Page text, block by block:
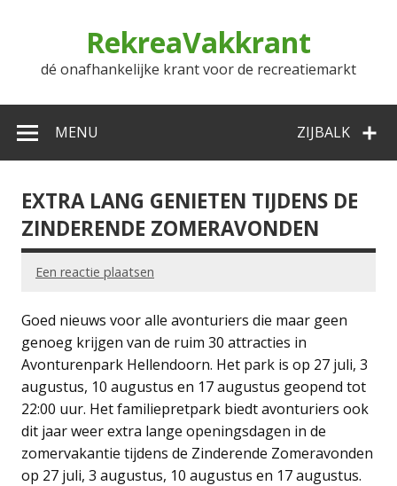
RekreaVakkrant
dé onafhankelijke krant voor de recreatiemarkt
ZIJBALK
MENU
EXTRA LANG GENIETEN TIJDENS DE
ZINDERENDE ZOMERAVONDEN
Een reactie plaatsen
Goed nieuws voor alle avonturiers die maar geen
genoeg krijgen van de ruim 30 attracties in
Avonturenpark Hellendoorn. Het park is op 27 juli, 3
augustus, 10 augustus en 17 augustus geopend tot
22:00 uur. Het familiepretpark biedt avonturiers ook
dit jaar weer extra lange openingsdagen in de
zomervakantie tijdens de Zinderende Zomeravonden
op 27 juli, 3 augustus, 10 augustus en 17 augustus.